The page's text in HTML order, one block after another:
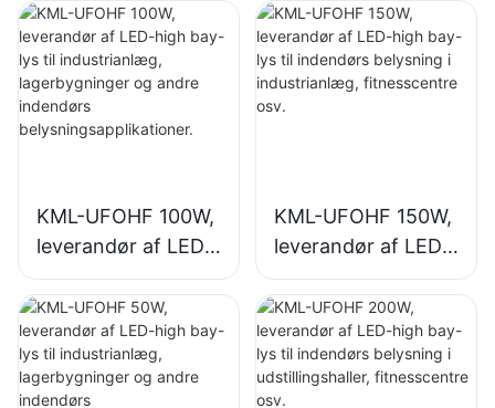
KML-UFOHF 100W,
leverandør af LED-
high bay-lys til
industrianlæg,
lagerbygninger og
andre indendørs
belysningsapplikati
KML-UFOHF 150W,
leverandør af LED-
high bay-lys til
indendørs
belysning i
industrianlæg,
fitnesscentre osv.